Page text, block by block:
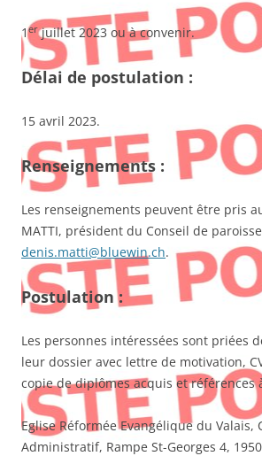
1erjuillet 2023 ou à convenir.
Délai de postulation :
15 avril 2023.
Renseignements :
Les renseignements peuvent être pris
MATTI, président du Conseil de
denis.matti@bluewin.ch.
Postulation :
Les personnes intéressées sont priées
leur dossier avec lettre de motivation,
copie de diplômes acquis et références
Eglise Réformée Evangélique du Valais,
Administratif, Rampe St-Georges 4,